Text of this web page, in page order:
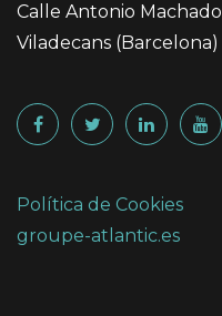
Calle Antonio
Viladecans (Barcelona)
Política de Cookies
groupe-atlantic.es